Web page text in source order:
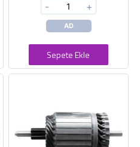
- +
AD
Sepete Ekle